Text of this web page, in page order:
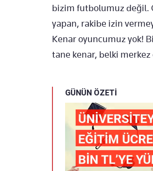
bizim futbolumuz değil.
yapan, rakibe izin
Kenar oyuncumuz yok!
tane kenar, belki merkez
GÜNÜN ÖZETİ